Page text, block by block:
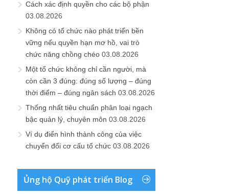
Cách xác định quyền cho các bộ phận
03.08.2026
Không có tổ chức nào phát triển bền
vững nếu quyền hạn mơ hồ, vai trò
chức năng chồng chéo 03.08.2026
Một tổ chức không chỉ cần người, mà
còn cần 3 đúng: đúng số lượng – đúng
thời điểm – đúng ngân sách 03.08.2026
Thống nhất tiêu chuẩn phân loại ngạch
bậc quản lý, chuyên môn 03.08.2026
Ví dụ điển hình thành công của việc
chuyển đổi cơ cấu tổ chức 03.08.2026
Ủng hộ Quỹ phát triển Blog